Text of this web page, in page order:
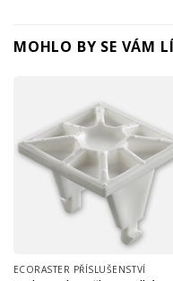
MOHLO BY SE VÁM
ECORASTER PŘÍSLUŠENSTVÍ